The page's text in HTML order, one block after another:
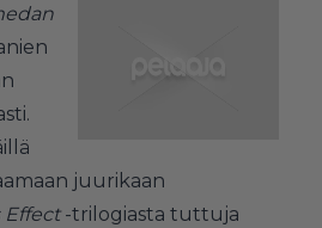
juurikaan
Effect-trilogiasta tuttuja